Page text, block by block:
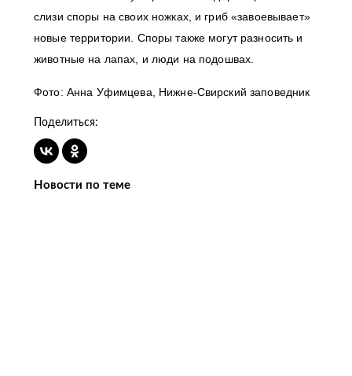
слизи споры на своих ножках, и гриб «завоевывает»
новые территории. Споры также могут разносить и
животные на лапах, и люди на подошвах.
Фото: Анна Уфимцева, Нижне-Свирский заповедник
Поделиться:
Новости по теме